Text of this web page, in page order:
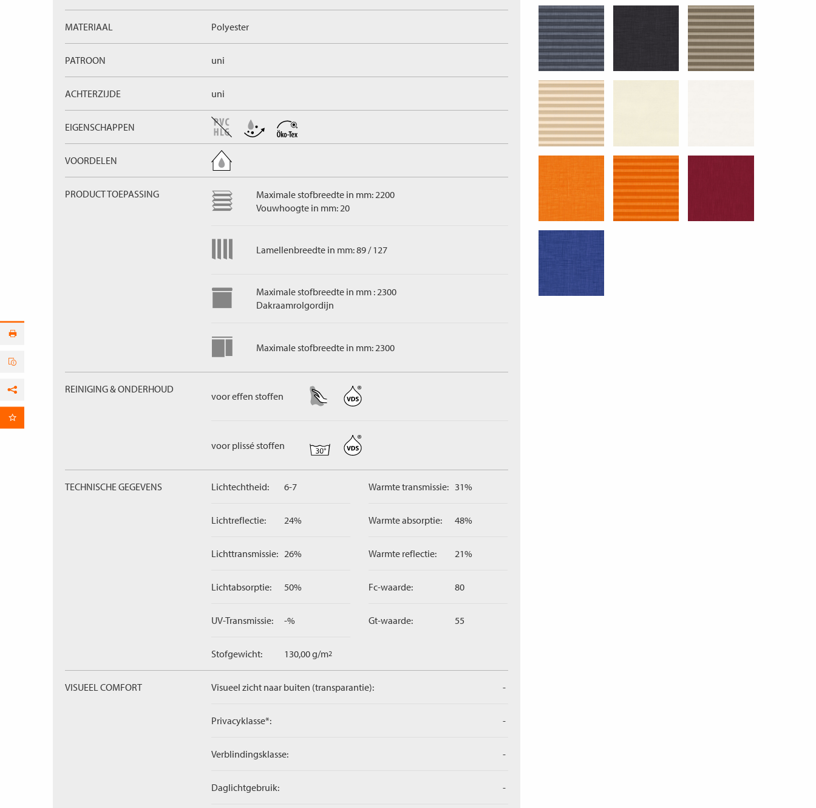
MATERIAAL Polyester
PATROON uni
ACHTERZIJDE uni
EIGENSCHAPPEN
VOORDELEN
PRODUCT TOEPASSING
Maximale stofbreedte in mm: 2200
Vouwhoogte in mm: 20
Lamellenbreedte in mm: 89 / 127
Maximale stofbreedte in mm : 2300
Dakraamrolgordijn
Maximale stofbreedte in mm: 2300
REINIGING & ONDERHOUD
voor effen stoffen
voor plissé stoffen
TECHNISCHE GEGEVENS Lichtechtheid: 6-7
Lichtreflectie: 24%
Lichttransmissie: 26%
Lichtabsorptie: 50%
UV-Transmissie: -%
Stofgewicht: 130,00 g/m2
Warmte transmissie: 31%
Warmte absorptie: 48%
Warmte reflectie: 21%
Fc-waarde: 80
Gt-waarde: 55
VISUEEL COMFORT Visueel zicht naar buiten (transparantie): -
Privacyklasse*: -
Verblindingsklasse: -
Daglichtgebruik: -